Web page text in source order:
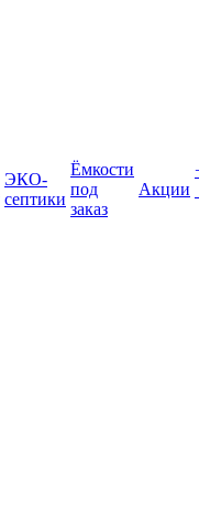
ЭКО-
септики
Ёмкости
под
заказ
Акции